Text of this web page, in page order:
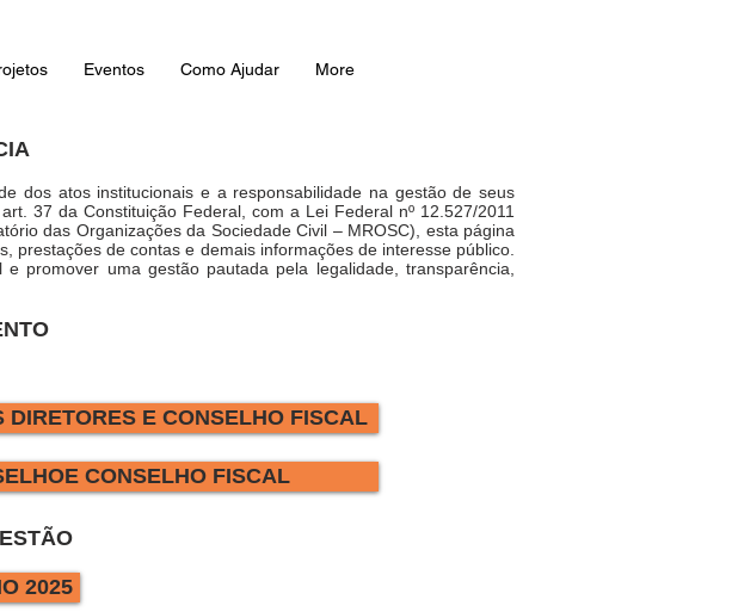
Eventos Como Ajudar More
dos atos institucionais e a responsabilidade na gestão de seus
37 da Constituição Federal, com a Lei Federal nº 12.527/2011
das Organizações da Sociedade Civil – MROSC), esta página
prestações de contas e demais informações de interesse público.
promover uma gestão pautada pela legalidade, transparência,
E CONSELHO FISCAL
CONSELHO FISCAL
2025